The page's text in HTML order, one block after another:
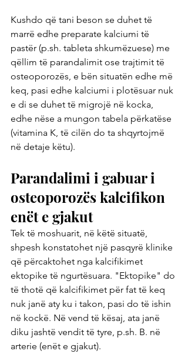
Kushdo që tani beson se duhet të
marrë edhe preparate kalciumi të
pastër (p.sh. tableta shkumëzuese) me
qëllim të parandalimit ose trajtimit të
osteoporozës, e bën situatën edhe më
keq, pasi edhe kalciumi i plotësuar nuk
e di se duhet të migrojë në kocka,
edhe nëse a mungon tabela përkatëse
(vitamina K, të cilën do ta shqyrtojmë
në detaje këtu).
Parandalimi i gabuar i
osteoporozës kalcifikon
enët e gjakut
Tek të moshuarit, në këtë situatë,
shpesh konstatohet një pasqyrë klinike
që përcaktohet nga kalcifikimet
ektopike të ngurtësuara. "Ektopike" do
të thotë që kalcifikimet për fat të keq
nuk janë aty ku i takon, pasi do të ishin
në kockë. Në vend të kësaj, ata janë
diku jashtë vendit të tyre, p.sh. B. në
arterie (enët e gjakut).